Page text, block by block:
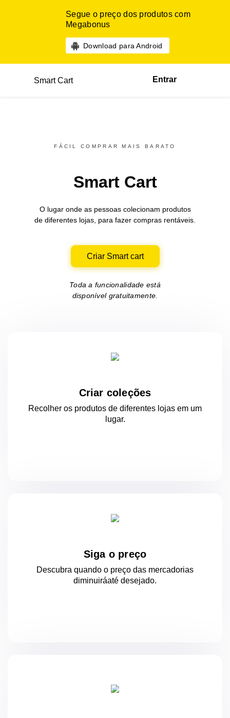
Segue o preço dos produtos com
Megabonus
Download para Android
Smart Cart Entrar
FÁCIL COMPRAR MAIS BARATO
Smart Cart
O lugar onde as pessoas colecionam produtos
de diferentes lojas, para fazer compras rentáveis.
Criar Smart cart
Toda a funcionalidade está
disponível gratuitamente.
Criar coleções
Recolher os produtos de diferentes lojas em um
lugar.
Siga o preço
Descubra quando o preço das mercadorias
diminuiráaté desejado.